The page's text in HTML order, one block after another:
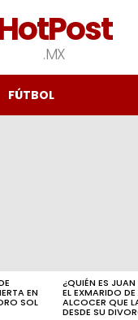
.MX
FÚTBOL
EN
SOL
¿QUIÉN ES
EL EXMARIDO
ALCOCER QUE
DESDE SU